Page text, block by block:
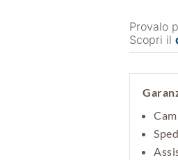
Provalo
Scopri il